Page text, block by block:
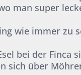
man super
wie immer zu
bei der Finca
sich über